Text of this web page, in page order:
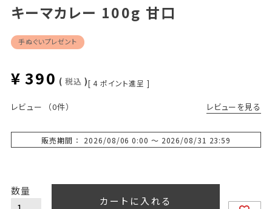
キーマカレー 100g 甘口
手ぬぐいプレゼント
¥ 390 税込 [ 4 ポイント進呈 ]
レビュー （0件） レビューを見る
販売期間 2026/08/06 0:00 〜 2026/08/31 23:59
カートに入れる